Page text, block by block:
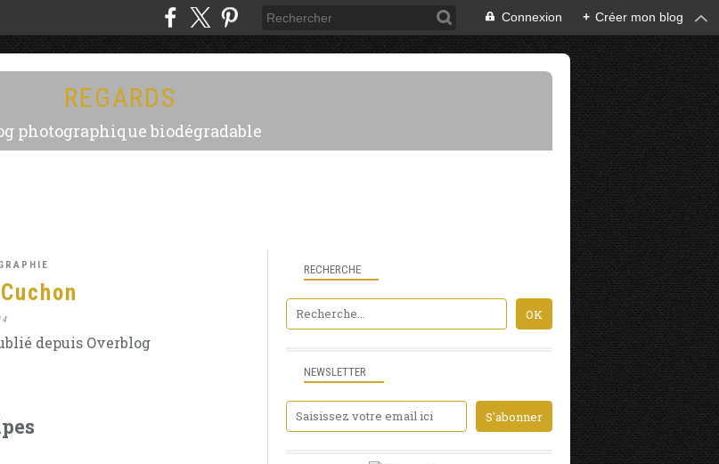
Connexion + Créer mon blog
REGARDS
photographique biodégradable
depuis Overblog
NEWSLETTER
RECHERCHE